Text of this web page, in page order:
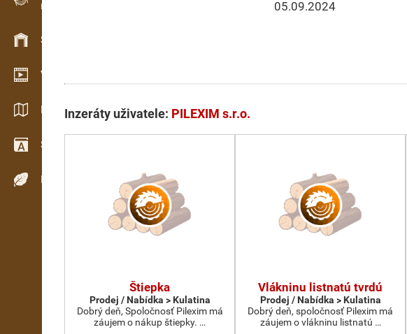
Evidence dřeva v terénu
Skladové hospodářství
Video showroom
Katalogy / Brožury
Slovník
Dřeviny
05.09.2024
Inzeráty uživatele: PILEXIM s.r.o.
Štiepka
Prodej / Nabídka > Kulatina
Dobrý deň, Spoločnosť Pilexim má
záujem o nákup štiepky. …
Vlákninu listnatú tvrdú
Prodej / Nabídka > Kulatina
Dobrý deň, spoločnosť Pilexim má
záujem o vlákninu listnatú …